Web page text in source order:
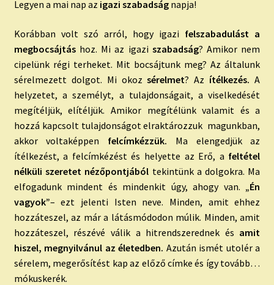
Legyen a mai nap az igazi szabadság napja!
Korábban volt szó arról, hogy igazi felszabadulást a
megbocsájtáshoz. Mi az igazi szabadság? Amikor nem
cipelünk régi terheket. Mit bocsájtunk meg? Az általunk
sérelmezett dolgot. Mi okozsérelmet? Az ítélkezés. A
helyzetet, a személyt, a tulajdonságait, a viselkedését
megítéljük, elítéljük. Amikor megítélünk valamit és a
hozzá kapcsolt tulajdonságot elraktározzuk magunkban,
akkor voltaképpen felcímkézzük. Ma elengedjük az
ítélkezést, a felcímkézést és helyette az Erő, a feltétel
nélküli szeretet nézőpontjából tekintünk a dolgokra. Ma
elfogadunk mindent és mindenkit úgy, ahogy van. „Én
vagyok”– ezt jelenti Isten neve. Minden, amit ehhez
hozzáteszel, az már a látásmódodon múlik. Minden, amit
hozzáteszel, részévé válik a hitrendszerednek és amit
hiszel, megnyilvánul az életedben. Azután ismét utolér a
sérelem, megerősítést kap az előző címke és így tovább…
mókuskerék.